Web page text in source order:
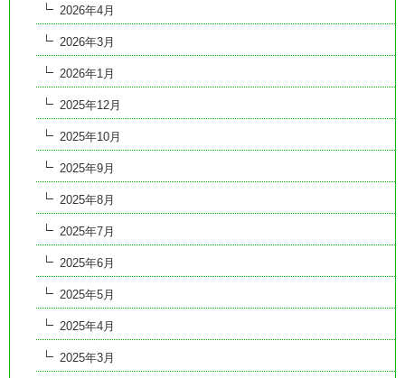
2026年4月
2026年3月
2026年1月
2025年12月
2025年10月
2025年9月
2025年8月
2025年7月
2025年6月
2025年5月
2025年4月
2025年3月